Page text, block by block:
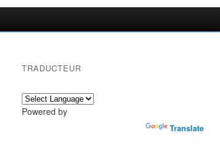
TRADUCTEUR
Powered by
Translate